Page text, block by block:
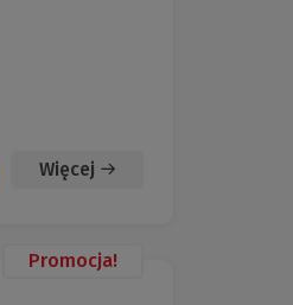
Więcej
Promocja!